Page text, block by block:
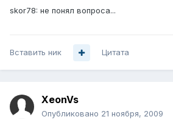
skor78: не понял вопроса...
Вставить ник Цитата
XeonVs
Опубликовано 21 ноября, 2009